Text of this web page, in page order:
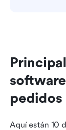
pedidos
Aquí están 10